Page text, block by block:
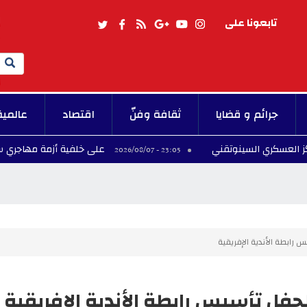
تابعونا على
Search
جرائم و قضايا ثقافة وفنّ اقتصاد
23:05 - 2026/08/07 على خلفية أزمة مهاجري سبتة..
الأندية الإفريقية